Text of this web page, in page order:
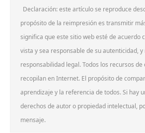
Declaración: este artículo se reproduce
propósito de la reimpresión es transmitir
significa que este sitio web esté de acuerdo
vista y sea responsable de su autenticidad,
responsabilidad legal. Todos los recursos de
recopilan en Internet. El propósito de
aprendizaje y la referencia de todos. Si hay
derechos de autor o propiedad intelectual,
mensaje.